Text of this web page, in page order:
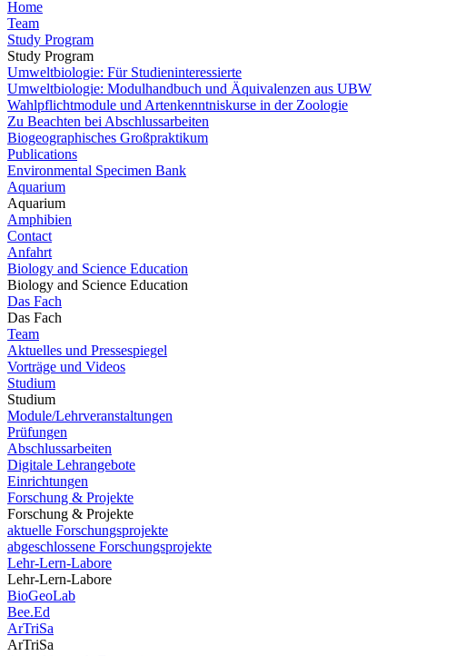
Home
Team
Study Program
Study Program
Umweltbiologie: Für Studieninteressierte
Umweltbiologie: Modulhandbuch und Äquivalenzen aus UBW
Wahlpflichtmodule und Artenkenntniskurse in der Zoologie
Zu Beachten bei Abschlussarbeiten
Biogeographisches Großpraktikum
Publications
Environmental Specimen Bank
Aquarium
Aquarium
Amphibien
Contact
Anfahrt
Biology and Science Education
Biology and Science Education
Das Fach
Das Fach
Team
Aktuelles und Pressespiegel
Vorträge und Videos
Studium
Studium
Module/Lehrveranstaltungen
Prüfungen
Abschlussarbeiten
Digitale Lehrangebote
Einrichtungen
Forschung & Projekte
Forschung & Projekte
aktuelle Forschungsprojekte
abgeschlossene Forschungsprojekte
Lehr-Lern-Labore
Lehr-Lern-Labore
BioGeoLab
Bee.Ed
ArTriSa
ArTriSa